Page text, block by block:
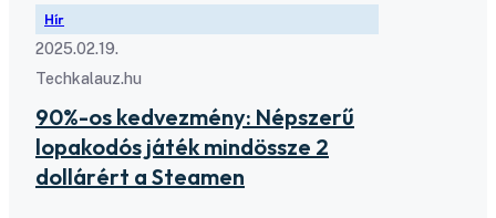
Hír
2025.02.19.
Techkalauz.hu
90%-os kedvezmény: Népszerű
lopakodós játék mindössze 2
dollárért a Steamen